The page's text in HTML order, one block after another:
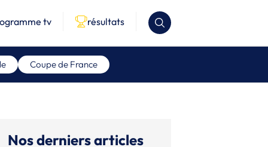
tv résultats
Coupe de France
Nos derniers articles